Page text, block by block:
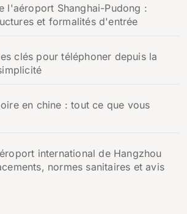
l'aéroport Shanghai-Pudong :
et formalités d'entrée
clés pour téléphoner depuis la
en chine : tout ce que vous
international de Hangzhou
normes sanitaires et avis